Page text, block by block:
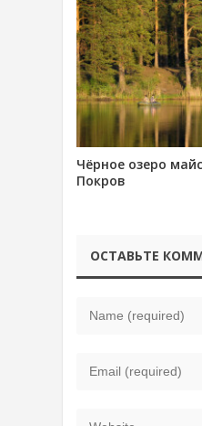
Чёрное озеро
Покров
ОСТАВЬТЕ